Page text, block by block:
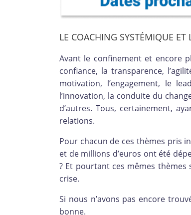
LE COACHING SYSTÉMIQUE ET
Avant le confinement et encore
confiance, la transparence,
motivation, l’engagement, le
l’innovation, la conduite du
d’autres. Tous, certainement,
relations.
Pour chacun de ces thèmes pris
et de millions d’euros ont été
? Et pourtant ces mêmes
crise.
Si nous n’avons pas encore
bonne.